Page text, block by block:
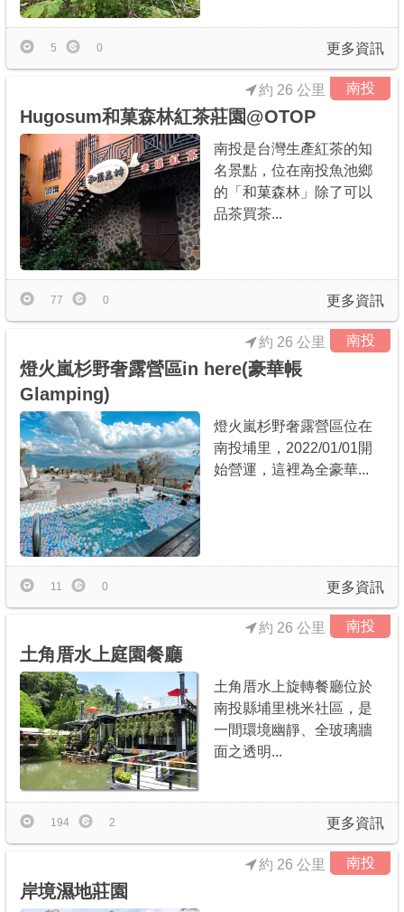
更多資訊
5 0
南投
Hugosum和菓森林紅茶莊園@OTOP
約 26 公里
南投是台灣生產紅茶的知
名景點，位在南投魚池鄉
的「和菓森林」除了可以
品茶買茶...
更多資訊
77 0
南投
燈火嵐杉野奢露營區in here(豪華帳
Glamping)
約 26 公里
燈火嵐杉野奢露營區位在
南投埔里，2022/01/01開
始營運，這裡為全豪華...
更多資訊
11 0
南投
土角厝水上庭園餐廳
約 26 公里
土角厝水上旋轉餐廳位於
南投縣埔里桃米社區，是
一間環境幽靜、全玻璃牆
面之透明...
更多資訊
194 2
南投
岸境濕地莊園
約 26 公里